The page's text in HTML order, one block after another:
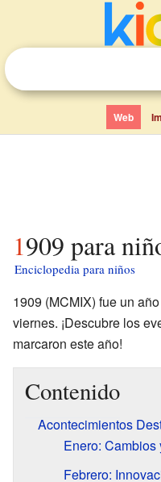
Web
1909 para
Enciclopedia para niños
1909 (MCMIX) fue un
viernes. ¡Descubre los
marcaron este año!
Contenido
Acontecimientos
Enero:
Febrero: